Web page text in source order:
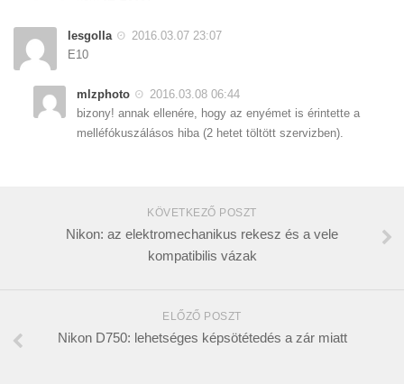
lesgolla
2016.03.07 23:07
E10
mlzphoto
2016.03.08 06:44
bizony! annak ellenére, hogy az enyémet is érintette a
melléfókuszálásos hiba (2 hetet töltött szervizben).
KÖVETKEZŐ POSZT
Nikon: az elektromechanikus rekesz és a vele
kompatibilis vázak
ELŐZŐ POSZT
Nikon D750: lehetséges képsötétedés a zár miatt